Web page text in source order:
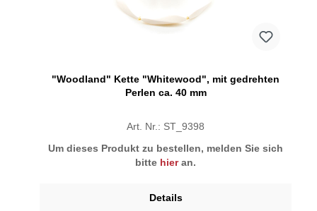
"Woodland" Kette "Whitewood", mit gedrehten
Perlen ca. 40 mm
Art. Nr.: ST_9398
Um dieses Produkt zu bestellen, melden Sie sich
bitte hieran.
Details